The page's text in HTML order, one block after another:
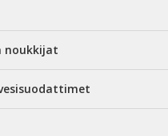
noukkijat